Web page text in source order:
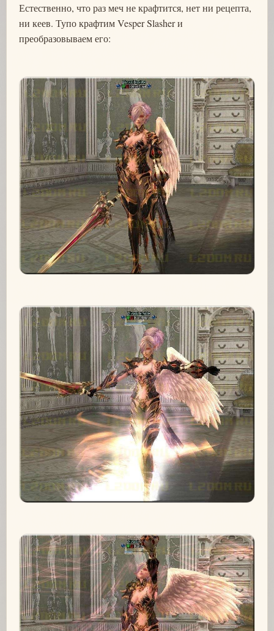
Естественно, что раз меч не крафтится, нет ни рецепта,
ни кеев. Тупо крафтим Vesper Slasher и
преобразовываем его: